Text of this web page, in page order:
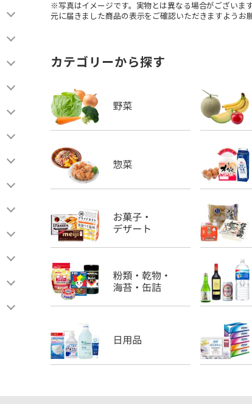
※写真はイメージです。実物とは異なる場合がございま
元に届きました商品の表示をご確認いただきますようお願
カテゴリーから探す